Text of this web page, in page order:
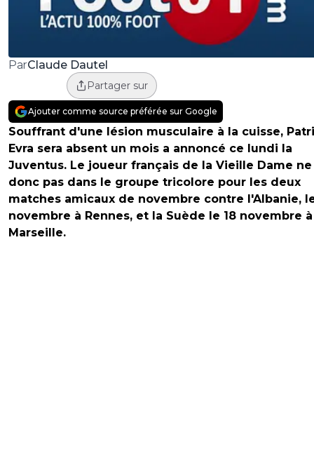
ParClaude Dautel
Partager sur
Ajouter comme source préférée sur Google
Souffrant d'une lésion musculaire à la cuisse,
Evra sera absent un mois a annoncé ce lundi la
Juventus. Le joueur français de la Vieille Dame ne
donc pas dans le groupe tricolore pour les deux
matches amicaux de novembre contre l'Albanie,
novembre à Rennes, et la Suède le 18 novembre à
Marseille.